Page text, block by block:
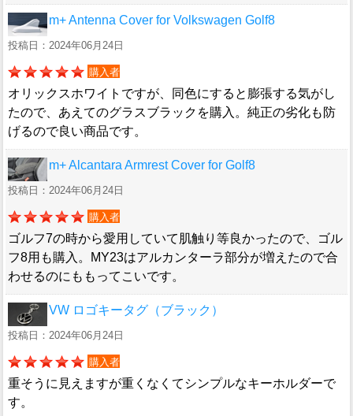
m+ Antenna Cover for Volkswagen Golf8
投稿日：2024年06月24日
購入者
オリックスホワイトですが、同色にすると膨張する気がし
たので、あえてのグラスブラックを購入。純正の劣化も防
げるので良い商品です。
m+ Alcantara Armrest Cover for Golf8
投稿日：2024年06月24日
購入者
ゴルフ7の時から愛用していて肌触り等良かったので、ゴル
フ8用も購入。MY23はアルカンターラ部分が増えたので合
わせるのにももってこいです。
VW ロゴキータグ（ブラック）
投稿日：2024年06月24日
購入者
重そうに見えますが重くなくてシンプルなキーホルダーで
す。